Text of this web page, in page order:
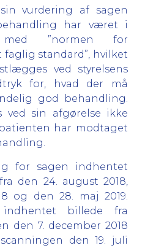
vurdering af sagen
har været i
med ”normen for
standard”, hvilket
ved styrelsens
for, hvad der må
god behandling.
ved sin afgørelse ikke
har modtaget
for sagen indhentet
den 24. august 2018,
og den 28. maj 2019.
billede fra
den 7. december 2018
den 19. juli